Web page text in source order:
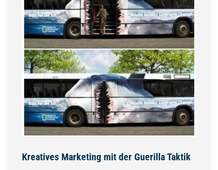
Kreatives Marketing mit der Guerilla Taktik